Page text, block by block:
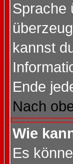
Sprache
kannst
Ende
Nach
Wie
Es